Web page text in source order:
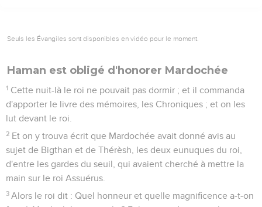
Seuls les Évangiles sont disponibles en vidéo pour le moment.
Haman est obligé d'honorer Mardochée
1 Cette nuit-là le roi ne pouvait pas dormir ; et il commanda
d'apporter le livre des mémoires, les Chroniques ; et on les
lut devant le roi.
2 Et on y trouva écrit que Mardochée avait donné avis au
sujet de Bigthan et de Thérèsh, les deux eunuques du roi,
d'entre les gardes du seuil, qui avaient cherché à mettre la
main sur le roi Assuérus.
3 Alors le roi dit : Quel honneur et quelle magnificence a-t-on